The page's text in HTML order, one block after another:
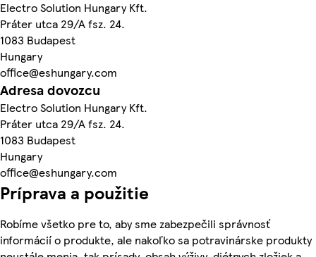
Electro Solution Hungary Kft.
Práter utca 29/A fsz. 24.
1083 Budapest
Hungary
office@eshungary.com
Adresa dovozcu
Electro Solution Hungary Kft.
Práter utca 29/A fsz. 24.
1083 Budapest
Hungary
office@eshungary.com
Príprava a použitie
Robíme všetko pre to, aby sme zabezpečili správnosť
informácií o produkte, ale nakoľko sa potravinárske produkty